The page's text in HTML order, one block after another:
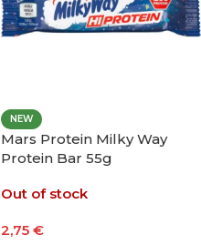
NEW
Mars Protein Milky Way
Protein Bar 55g
Out of stock
2,75 €